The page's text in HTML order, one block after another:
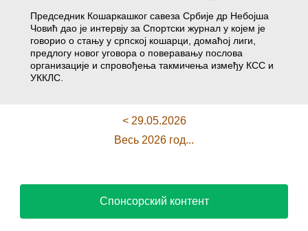
Председник Кошаркашког савеза Србије др Небојша
Човић дао је интервју за Спортски журнал у којем је
говорио о стању у српској кошарци, домаћој лиги,
предлогу новог уговора о поверавању послова
организације и спровођења такмичења између КСС и
УККЛС.
< 29.05.2026
Весь 2026 год...
Спонсорский контент